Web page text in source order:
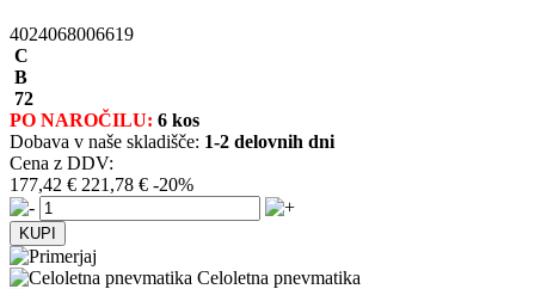
4024068006619
C
B
72
PO NAROČILU: 6 kos
Dobava v naše skladišče: 1-2 delovnih dni
Cena z DDV:
177,42 € 221,78 € -20%
Celoletna pnevmatika